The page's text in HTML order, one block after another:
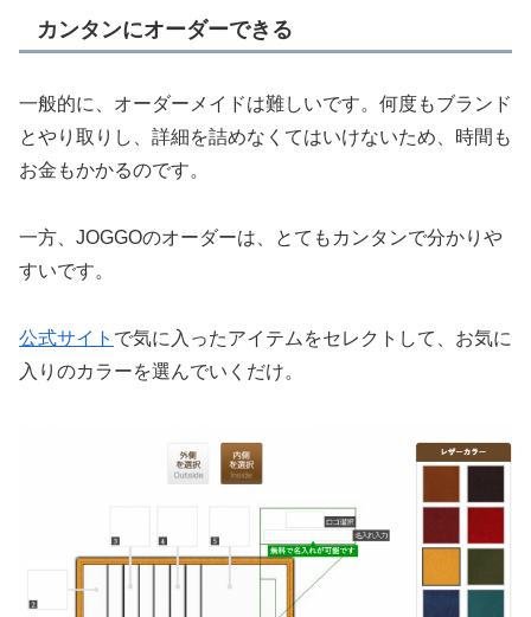
カンタンにオーダーできる
一般的に、オーダーメイドは難しいです。何度もブランド
とやり取りし、詳細を詰めなくてはいけないため、時間も
お金もかかるのです。
一方、JOGGOのオーダーは、とてもカンタンで分かりや
すいです。
公式サイト で気に入ったアイテムをセレクトして、お気に
入りのカラーを選んでいくだけ。